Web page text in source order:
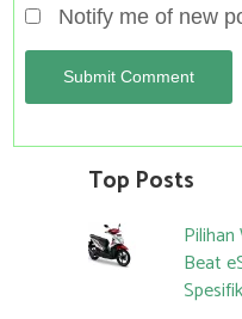
Notify me of new
Top Posts
Beat